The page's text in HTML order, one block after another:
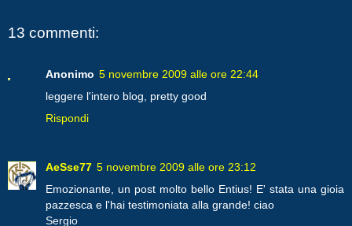
13 commenti:
Anonimo 5 novembre 2009 alle ore 22:44
leggere l'intero blog, pretty good
Rispondi
AeSse77 5 novembre 2009 alle ore 23:12
Emozionante, un post molto bello Entius! E' stata una gioia
pazzesca e l'hai testimoniata alla grande! ciao
Sergio